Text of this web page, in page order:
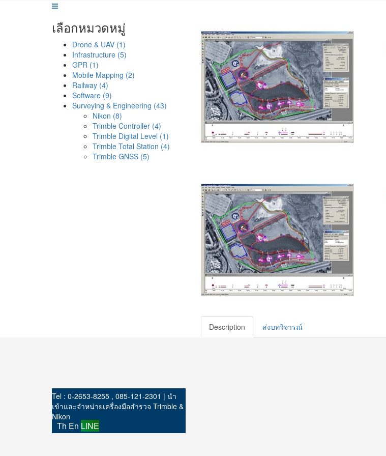
เลือกหมวดหมู่
Drone & UAV (1)
Infrastructure (5)
GPR (1)
Mobile Mapping (2)
Railway (4)
Software (9)
Surveying & Engineering (43)
Nikon (8)
Trimble Controller (4)
Trimble Digital Level (1)
Trimble Total Station (4)
Trimble GNSS (5)
Description ส่งบทวิจารณ์
Tel : 0-2653-8255 , 085-121-2301 | นำ
เข้าและจำหน่ายเครื่องมือสำรวจ Trimble &
Nikon
Th En LINE